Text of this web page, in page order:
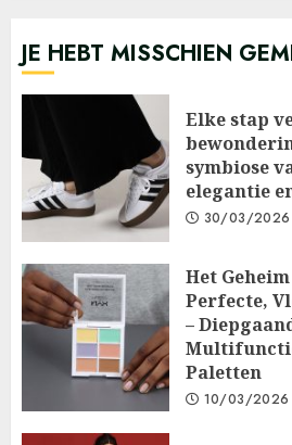
JE HEBT MISSCHIEN
Elke stap
symbiose
elegantie
30/03/2026
Het
Perfecte,
–
Paletten
10/03/2026